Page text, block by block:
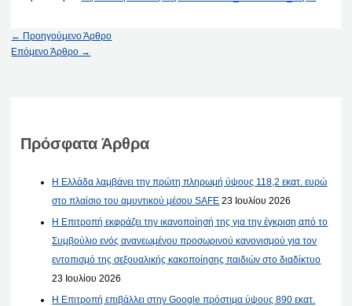
← Προηγούμενο Άρθρο
Επόμενο Άρθρο →
Πρόσφατα Άρθρα
Η Ελλάδα λαμβάνει την πρώτη πληρωμή ύψους 118,2 εκατ. ευρώ
στο πλαίσιο του αμυντικού μέσου SAFE 23 Ιουλίου 2026
Η Επιτροπή εκφράζει την ικανοποίησή της για την έγκριση από το
Συμβούλιο ενός ανανεωμένου προσωρινού κανονισμού για τον
εντοπισμό της σεξουαλικής κακοποίησης παιδιών στο διαδίκτυο
23 Ιουλίου 2026
Η Επιτροπή επιβάλλει στην Google πρόστιμα ύψους 890 εκατ.